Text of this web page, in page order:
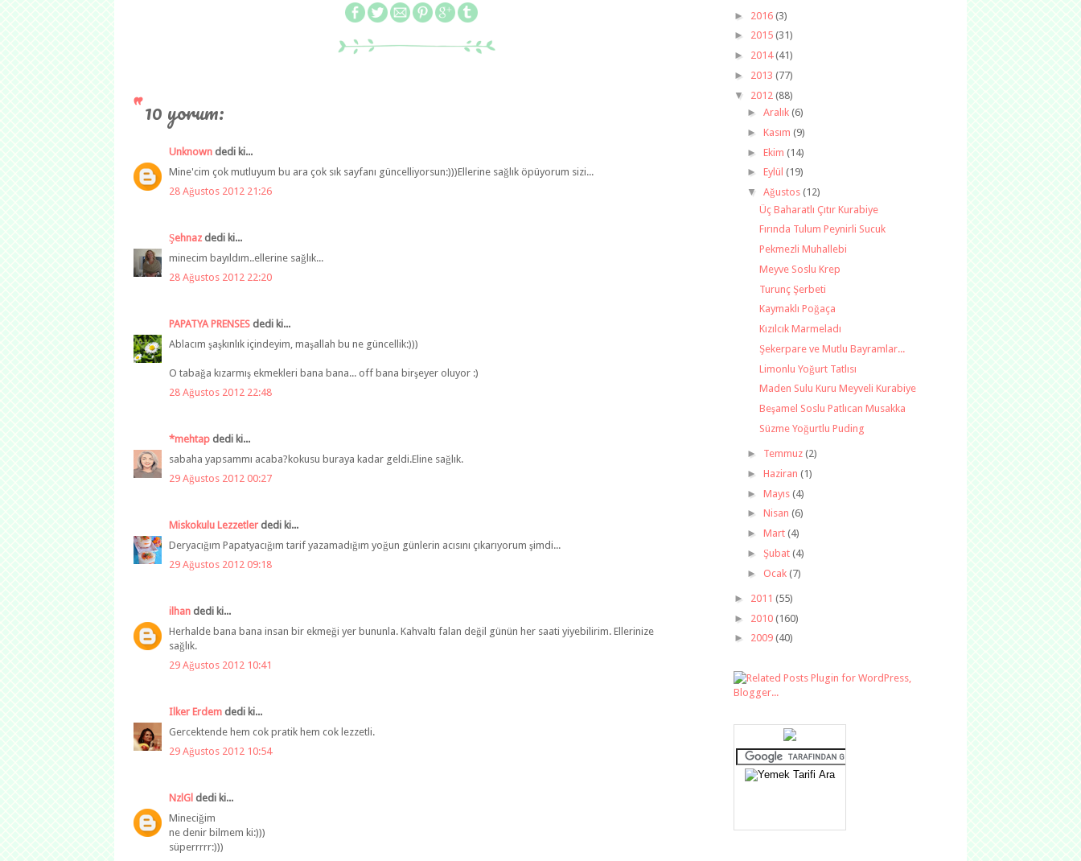
10 yorum:
Unknown dedi ki...
Mine'cim çok mutluyum bu ara çok sık sayfanı güncelliyorsun:)))Ellerine sağlık öpüyorum sizi...
28 Ağustos 2012 21:26
Şehnaz dedi ki...
minecim bayıldım..ellerine sağlık...
28 Ağustos 2012 22:20
PAPATYA PRENSES dedi ki...
Ablacım şaşkınlık içindeyim, maşallah bu ne güncellik:)))
O tabağa kızarmış ekmekleri bana bana... off bana birşeyer oluyor :)
28 Ağustos 2012 22:48
*mehtap dedi ki...
sabaha yapsammı acaba?kokusu buraya kadar geldi.Eline sağlık.
29 Ağustos 2012 00:27
Miskokulu Lezzetler dedi ki...
Deryacığım Papatyacığım tarif yazamadığım yoğun günlerin acısını çıkarıyorum şimdi...
29 Ağustos 2012 09:18
ilhan dedi ki...
Herhalde bana bana insan bir ekmeği yer bununla. Kahvaltı falan değil günün her saati yiyebilirim. Ellerinize
sağlık.
29 Ağustos 2012 10:41
Ilker Erdem dedi ki...
Gercektende hem cok pratik hem cok lezzetli.
29 Ağustos 2012 10:54
NzlGl dedi ki...
Mineciğim
ne denir bilmem ki:)))
süperrrrr:)))
► 2016 (3)
► 2015 (31)
► 2014(41)
► 2013 (77)
▼ 2012 (88)
► Aralık (6)
► Kasım (9)
► Ekim (14)
► Eylül (19)
▼ Ağustos (12)
Üç Baharatlı Çıtır Kurabiye
Fırında Tulum Peynirli Sucuk
Pekmezli Muhallebi
Meyve Soslu Krep
Turunç Şerbeti
Kaymaklı Poğaça
Kızılcık Marmeladı
Şekerpare ve Mutlu Bayramlar...
Limonlu Yoğurt Tatlısı
Maden Sulu Kuru Meyveli Kurabiye
Beşamel Soslu Patlıcan Musakka
Süzme Yoğurtlu Puding
► Temmuz (2)
► Haziran (1)
► Mayıs (4)
► Nisan (6)
► Mart (4)
► Şubat (4)
► Ocak (7)
► 2011 (55)
► 2010 (160)
► 2009 (40)